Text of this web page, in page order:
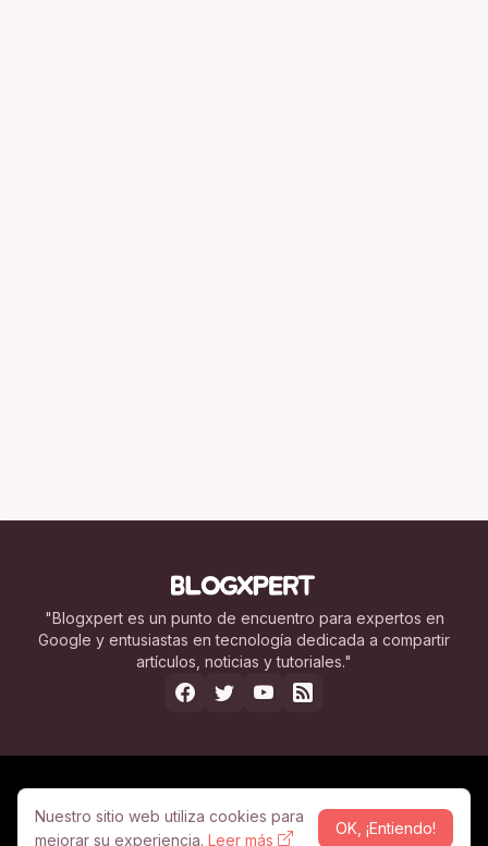
"Blogxpert es un punto de encuentro para expertos en
Google y entusiastas en tecnología dedicada a compartir
artículos, noticias y tutoriales."
© Copyright 2005 - 2026
Nuestro sitio web utiliza cookies para
mejorar su experiencia. Leer más
OK, ¡Entiendo!